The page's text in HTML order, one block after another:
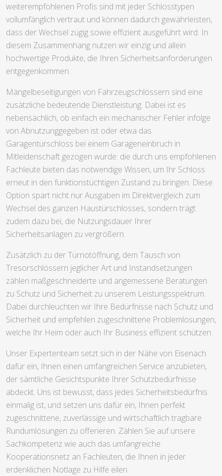
weiterempfohlenen Profis sind mit jeder Schlosstypen
vollumfänglich vertraut und können dadurch gewährleisten,
dass der Wechsel zügig sowie effizient ausgeführt wird. In
diesem Zusammenhang nutzen wir einzig und allein
hochwertige Produkte, die Ihren Sicherheitsanforderungen
entgegenkommen.
Mängelbeseitigungen von Fahrzeugschlössern sind eine
zusätzliche bedeutende Dienstleistung. Dabei ist es
nebensächlich, ob einfach ein mechanischer Fehler infolge
von Abnutzunggegeben ist oder etwa das
Garagentürschloss bei einem Garageneinbruch in
Mitleidenschaft gezogen wurde: die durch uns empfohlenen
Fachleute bieten das notwendige Wissen, um Ihr Schloss
erneut in den funktionstüchtigen Zustand zu bringen. Diese
Option spart nicht nur Ausgaben im Direktvergleich zum
Wechsel des ganzen Haustürschlosses, sondern trägt
zudem dazu bei, die Nutzungsdauer Ihrer
Sicherheitsanlagen zu vergrößern.
Zusätzlich zu der Türnotöffnung, dem Tausch von
Tresorschlössern jeglicher Art und Instandsetzungen
zählen maßgeschneiderte und angemessene Beratungen
zu Schutz und Sicherheit zu unserem Leistungsspektrum.
Dabei durchleuchten wir Ihre Bedürfnisse nach Schutz und
Sicherheit und empfehlen zugeschnittene Problemlösungen,
welche Ihr Heim oder auch Ihr Business effizient schützen.
Unser Expertenteam setzt sich in der Nähe von Eisenach
dafür ein, Ihnen einen umfangreichen Service anzubieten,
der sämtliche Gesichtspunkte Ihrer Schutzbedürfnisse
abdeckt. Uns ist bewusst, dass jedes Sicherheitsbedürfnis
einmalig ist, und setzen uns dafür ein, Ihnen perfekt
zugeschnittene, zuverlässige und wirtschaftlich tragbare
Rundumlösungen zu offerieren. Zählen Sie auf unsere
Sachkompetenz wie auch das umfangreiche
Kooperationsnetz an Fachleuten, die Ihnen in jeder
erdenklichen Notlage zu Hilfe eilen.